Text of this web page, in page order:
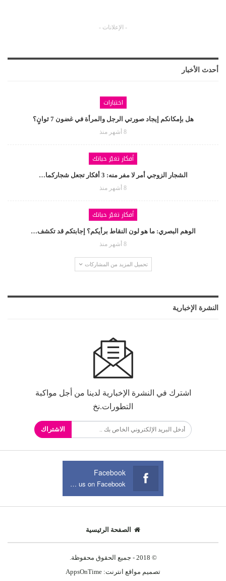
- الإعلانات -
أحدث الأخبار
اختبارات
هل بإمكانكم إيجاد صورتي الرجل والمرأة في غضون 7 ثوانٍ؟
8 أشهر منذ
أفكار تغيّر حياتك
الشجار الزوجي أمر لا مفر منه: 3 أفكار تجعل شجاركما…
8 أشهر منذ
أفكار تغيّر حياتك
الوهم البصري: ما هو لون النقاط برأيكم؟ إجابتكم قد تكشف…
8 أشهر منذ
تحميل المزيد من المشاركات
النشرة الإخبارية
اشترك في النشرة الإخبارية لدينا من أجل مواكبة
التطورات.نخ
الاشتراك
Facebook
Join us on Facebook
الصفحة الرئيسية
© 2018 - جميع الحقوق محفوظة.
تصميم مواقع انترنت: AppsOnTime